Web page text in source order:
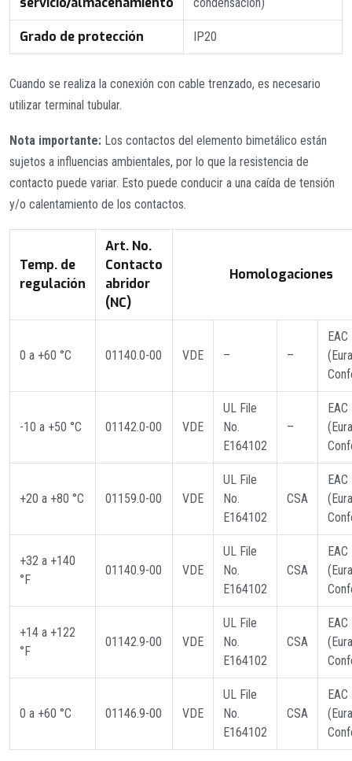
Grado de protección IP20
Cuando se realiza la conexión con cable trenzado, es necesario
utilizar terminal tubular.
Nota importante: Los contactos del elemento bimetálico están
sujetos a influencias ambientales, por lo que la resistencia de
contacto puede variar. Esto puede conducir a una caída de tensión
y/o calentamiento de los contactos.
Temp. de
regulación
Art. No.
Contacto
abridor
(NC)
Homologaciones
0 a +60 °C 01140.0-00 VDE – –
EAC
-10 a +50 °C 01142.0-00 VDE
UL File
No.
E164102
–
EAC
+20 a +80 °C 01159.0-00 VDE
UL File
No.
E164102
CSA
EAC
+32 a +140
°F
01140.9-00 VDE
UL File
No.
E164102
CSA
EAC
+14 a +122
°F
01142.9-00 VDE
UL File
No.
E164102
CSA
EAC
0 a +60 °C 01146.9-00 VDE
UL File
No.
E164102
CSA
EAC